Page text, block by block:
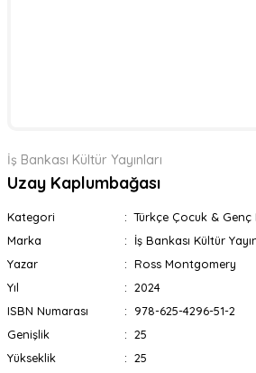
İş Bankası Kültür Yayınları
Uzay Kaplumbağası
Kategori
Türkçe Çocuk & Genç
Marka
İş Bankası Kültür
Yazar
Ross Montgomery
Yıl
2024
ISBN Numarası
978-625-4296-51-2
Genişlik
25
Yükseklik
25